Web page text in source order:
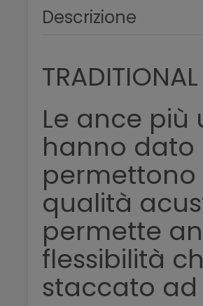
Descrizione
TRADITIONAL
Le ance più
hanno dato
permettono
qualità
permette
flessibilità
staccato